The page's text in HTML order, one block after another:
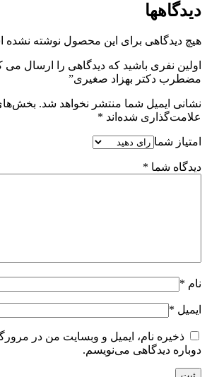
دیدگاهها
هیچ دیدگاهی برای این محصول نوشته
اولین نفری باشید که دیدگاهی را ارسال می
مضطرب دکتر بهزاد صغیری”
نشانی ایمیل شما منتشر نخواهد شد.
علامت‌گذاری شده‌اند *
امتیاز شما
دیدگاه شما *
نام *
ایمیل *
ذخیره نام، ایمیل و وبسایت من در
دوباره دیدگاهی می‌نویسم.